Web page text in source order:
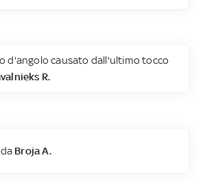
d'angolo causato dall'ultimo tocco
R.
Broja A.